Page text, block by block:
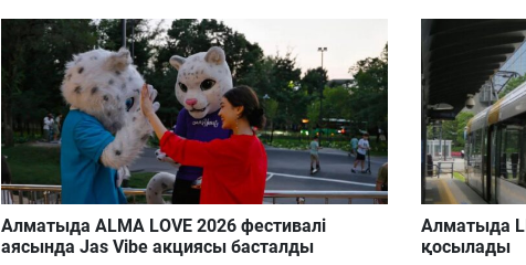
Алматыда ALMA LOVE 2026 фестивалі
аясында Jas Vibe акциясы басталды
Алматыда
қосылады